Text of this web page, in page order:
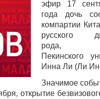
эфир 17
года дочь
компартии
русского
рода,
Пекинского
Инна Ли (Ли
Значимое
открытие